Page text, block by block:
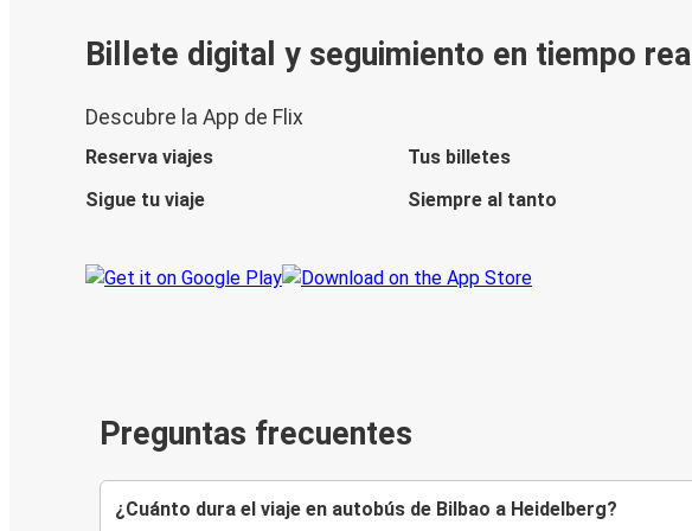
Billete digital y seguimiento en tiempo real
Descubre la App de Flix
Reserva viajes
Tus billetes
Sigue tu viaje
Siempre al tanto
Preguntas frecuentes
¿Cuánto dura el viaje en autobús de Bilbao a Heidelberg?